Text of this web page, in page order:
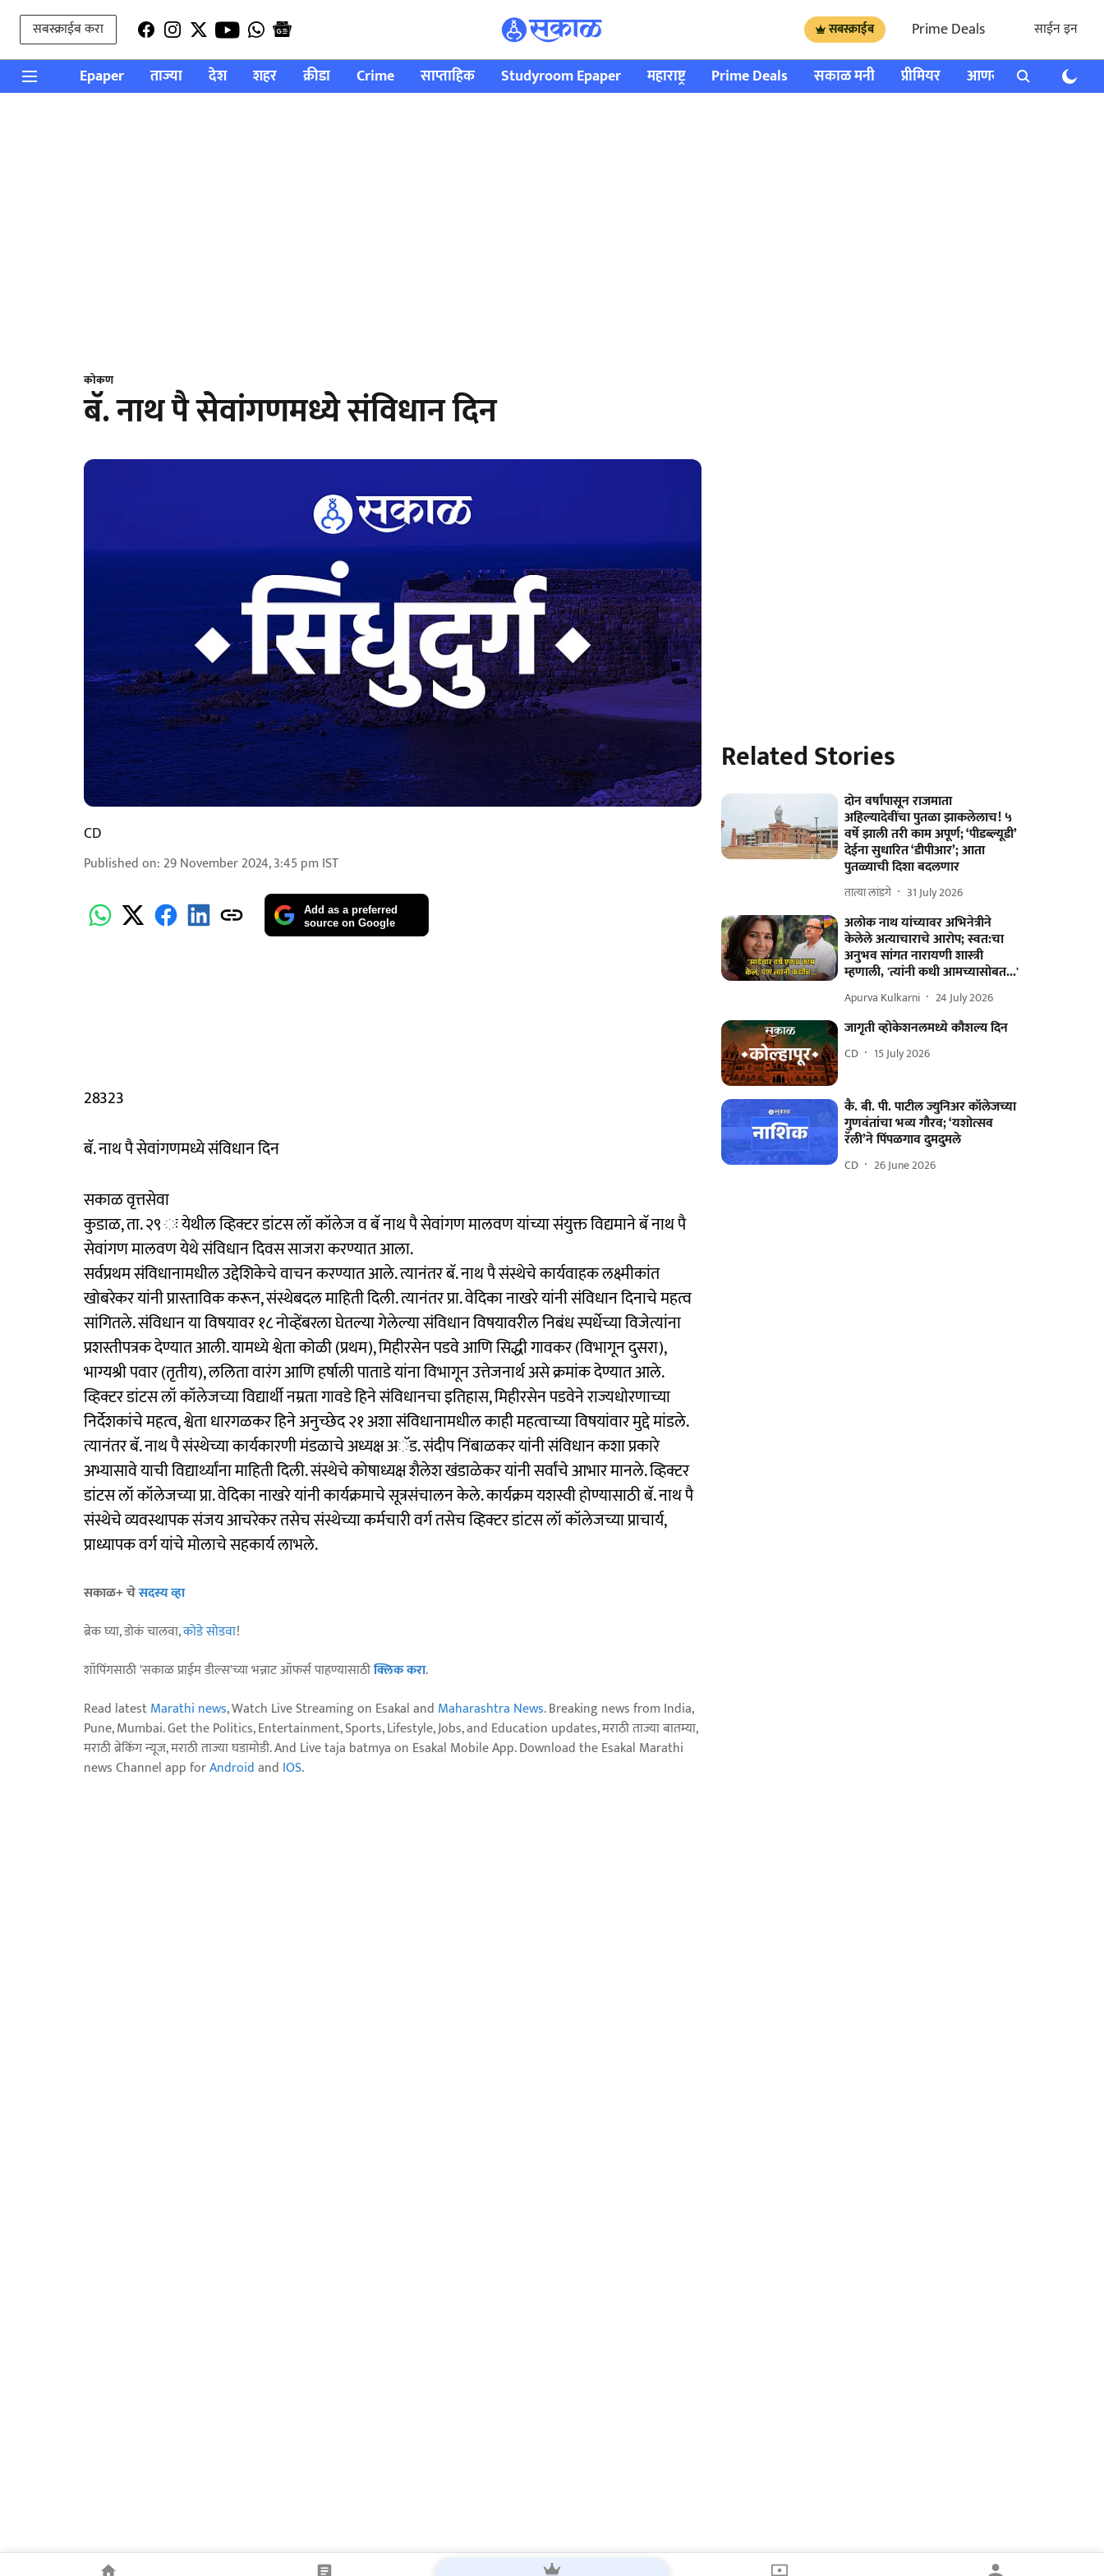
सबस्क्राईब करा सबस्क्राईब Prime Deals साईन इन
Epaper ताज्या देश शहर क्रीडा Crime साप्ताहिक Studyroom Epaper महाराष्ट्र Prime Deals सकाळ मनी प्रीमियर आणखी राशी भविष्य
कोकण
बॅ. नाथ पै सेवांगणमध्ये संविधान दिन
CD
Published on: 29 November 2024, 3:45 pm IST
Add as a preferred
source on Google
28323
बॅ. नाथ पै सेवांगणमध्ये संविधान दिन
सकाळ वृत्तसेवा
कुडाळ, ता. २९ ः येथील व्हिक्टर डांटस लॉ कॉलेज व बॅ नाथ पै सेवांगण मालवण यांच्या संयुक्त विद्यमाने बॅ नाथ पै
सेवांगण मालवण येथे संविधान दिवस साजरा करण्यात आला.
सर्वप्रथम संविधानामधील उद्देशिकेचे वाचन करण्यात आले. त्यानंतर बॅ. नाथ पै संस्थेचे कार्यवाहक लक्ष्मीकांत
खोबरेकर यांनी प्रास्ताविक करून, संस्थेबदल माहिती दिली. त्यानंतर प्रा. वेदिका नाखरे यांनी संविधान दिनाचे महत्व
सांगितले. संविधान या विषयावर १८ नोव्हेंबरला घेतल्या गेलेल्या संविधान विषयावरील निबंध स्पर्धेच्या विजेत्यांना
प्रशस्तीपत्रक देण्यात आली. यामध्ये श्वेता कोळी (प्रथम), मिहीरसेन पडवे आणि सिद्धी गावकर (विभागून दुसरा),
भाग्यश्री पवार (तृतीय), ललिता वारंग आणि हर्षाली पाताडे यांना विभागून उत्तेजनार्थ असे क्रमांक देण्यात आले.
व्हिक्टर डांटस लॉ कॉलेजच्या विद्यार्थी नम्रता गावडे हिने संविधानचा इतिहास, मिहीरसेन पडवेने राज्यधोरणाच्या
निर्देशकांचे महत्व, श्वेता धारगळकर हिने अनुच्छेद २१ अशा संविधानामधील काही महत्वाच्या विषयांवार मुद्दे मांडले.
त्यानंतर बॅ. नाथ पै संस्थेच्या कार्यकारणी मंडळाचे अध्यक्ष अॅड. संदीप निंबाळकर यांनी संविधान कशा प्रकारे
अभ्यासावे याची विद्यार्थ्यांना माहिती दिली. संस्थेचे कोषाध्यक्ष शैलेश खंडाळेकर यांनी सर्वांचे आभार मानले. व्हिक्टर
डांटस लॉ कॉलेजच्या प्रा. वेदिका नाखरे यांनी कार्यक्रमाचे सूत्रसंचालन केले. कार्यक्रम यशस्वी होण्यासाठी बॅ. नाथ पै
संस्थेचे व्यवस्थापक संजय आचरेकर तसेच संस्थेच्या कर्मचारी वर्ग तसेच व्हिक्टर डांटस लॉ कॉलेजच्या प्राचार्य,
प्राध्यापक वर्ग यांचे मोलाचे सहकार्य लाभले.
सकाळ+ चेसदस्य व्हा
ब्रेक घ्या, डोकं चालवा,कोडे सोडवा!
शॉपिंगसाठी 'सकाळ प्राईम डील्स'च्या भन्नाट ऑफर्स पाहण्यासाठीक्लिक करा.
Read latestMarathi news, Watch Live Streaming on Esakal and Maharashtra News. Breaking news from India,
Pune, Mumbai. Get the Politics, Entertainment, Sports, Lifestyle, Jobs, and Education updates, मराठी ताज्या बातम्या,
मराठी ब्रेकिंग न्यूज, मराठी ताज्या घडामोडी. And Live taja batmya on Esakal Mobile App. Download the Esakal Marathi
news Channel app forAndroidand IOS.
Related Stories
दोन वर्षांपासून राजमाता
अहिल्यादेवींचा पुतळा झाकलेलाच! ५
वर्षे झाली तरी काम अपूर्ण; ‘पीडब्ल्यूडी’
देईना सुधारित ‘डीपीआर’; आता
पुतळ्याची दिशा बदलणार
तात्या लांडगे 31 July 2026
अलोक नाथ यांच्यावर अभिनेत्रीने
केलेले अत्याचाराचे आरोप; स्वत:चा
अनुभव सांगत नारायणी शास्त्री
म्हणाली, 'त्यांनी कधी आमच्यासोबत...'
Apurva Kulkarni 24 July 2026
जागृती व्होकेशनलमध्ये कौशल्य दिन
CD 15 July 2026
कै. बी. पी. पाटील ज्युनिअर कॉलेजच्या
गुणवंतांचा भव्य गौरव; ‘यशोत्सव
रॅली’ने पिंपळगाव दुमदुमले
CD 26 June 2026